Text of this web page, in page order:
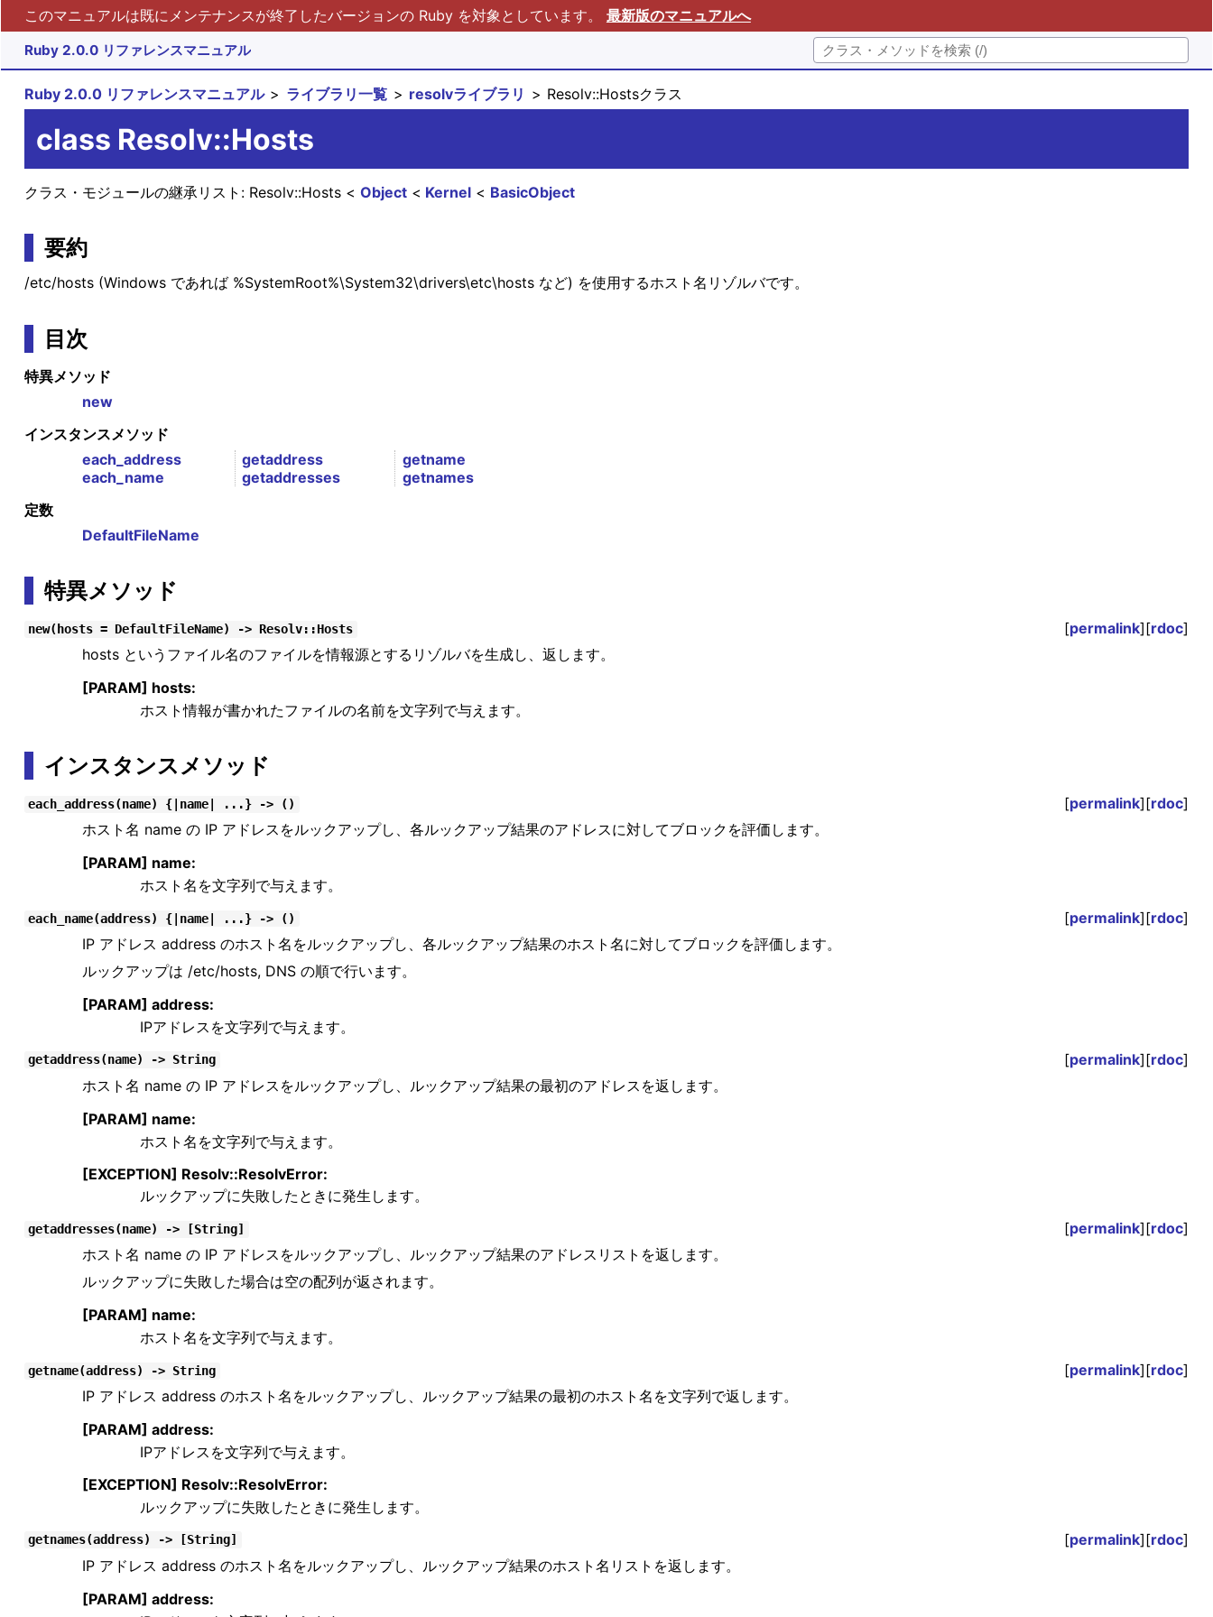
このマニュアルは既にメンテナンスが終了したバージョンの Ruby を対象としています。 最新版のマニュアルへ
Ruby 2.0.0 リファレンスマニュアル
Ruby 2.0.0 リファレンスマニュアル ライブラリ一覧 resolvライブラリ Resolv::Hostsクラス
class Resolv::Hosts
クラス・モジュールの継承リスト: BasicObject
Kernel
Object
Resolv::Hosts
要約
/etc/hosts (Windows であれば %SystemRoot%\System32\drivers\etc\hosts など) を使用するホスト名リゾルバです。
目次
特異メソッド
new
インスタンスメソッド
each_address
each_name
getaddress
getaddresses
getname
getnames
定数
DefaultFileName
特異メソッド
new(hosts = DefaultFileName) -> Resolv::Hosts [permalink][rdoc]
hosts というファイル名のファイルを情報源とするリゾルバを生成し、返します。
[PARAM] hosts:
ホスト情報が書かれたファイルの名前を文字列で与えます。
インスタンスメソッド
each_address(name) {|name| ...} -> () [permalink][rdoc]
ホスト名 name の IP アドレスをルックアップし、各ルックアップ結果のアドレスに対してブロックを評価します。
[PARAM] name:
ホスト名を文字列で与えます。
each_name(address) {|name| ...} -> () [permalink][rdoc]
IP アドレス address のホスト名をルックアップし、各ルックアップ結果のホスト名に対してブロックを評価します。
ルックアップは /etc/hosts, DNS の順で行います。
[PARAM] address:
IPアドレスを文字列で与えます。
getaddress(name) -> String [permalink][rdoc]
ホスト名 name の IP アドレスをルックアップし、ルックアップ結果の最初のアドレスを返します。
[PARAM] name:
ホスト名を文字列で与えます。
[EXCEPTION] Resolv::ResolvError:
ルックアップに失敗したときに発生します。
getaddresses(name) -> [String] [permalink][rdoc]
ホスト名 name の IP アドレスをルックアップし、ルックアップ結果のアドレスリストを返します。
ルックアップに失敗した場合は空の配列が返されます。
[PARAM] name:
ホスト名を文字列で与えます。
getname(address) -> String [permalink][rdoc]
IP アドレス address のホスト名をルックアップし、ルックアップ結果の最初のホスト名を文字列で返します。
[PARAM] address:
IPアドレスを文字列で与えます。
[EXCEPTION] Resolv::ResolvError:
ルックアップに失敗したときに発生します。
getnames(address) -> [String] [permalink][rdoc]
IP アドレス address のホスト名をルックアップし、ルックアップ結果のホスト名リストを返します。
[PARAM] address: